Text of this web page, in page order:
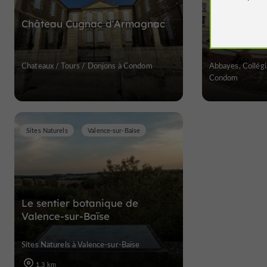
Château Cugnac d'Armagnac
Chateaux / Tours / Donjons à Condom
Abbayes,
Condom
Le sentier botanique de
Valence-sur-Baïse
Sites Naturels Valence-sur-Baïse
Sites Naturels à Valence-sur-Baïse
1.3 km